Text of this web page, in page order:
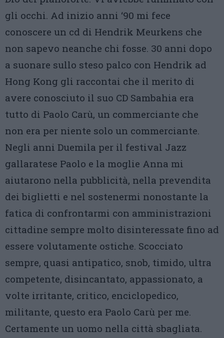
gli occhi. Ad inizio anni ‘90 mi fece
conoscere un cd di Hendrik Meurkens che
non sapevo neanche chi fosse. 30 anni dopo
a suonare sullo steso palco con Hendrik ad
Hong Kong gli raccontai che il merito di
avere conosciuto il suo CD Sambahia era
tutto di Paolo Carù, un commerciante che
non era per niente solo un commerciante.
Negli anni Duemila per il festival Jazz
gallaratese Paolo e la moglie Anna mi
aiutarono nella pubblicità, nella prevendita
dei biglietti e nel sostenermi nonostante la
fatica di confrontarmi con amministrazioni
cittadine sempre molto disinteressate fino ad
essere volutamente ostiche. Scocciato
sempre, quasi antipatico, snob, timido, ultra
competente, disincantato, appassionato, a
volte irritante, critico, enciclopedico,
militante, questo era Paolo Carù per me.
Certamente un uomo nella città sbagliata.